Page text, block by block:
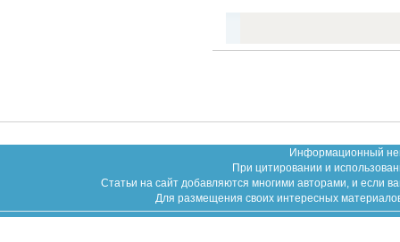
Информационный
При цитировании и
Статьи на сайт добавляются многими авторами, и если
Для размещения своих интересных